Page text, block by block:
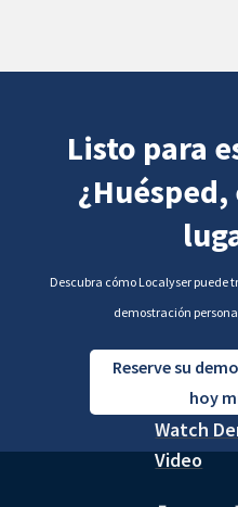
Listo para
Descubra cómo Localyser puede
demostración
Reserve su
hoy
Watch
Video